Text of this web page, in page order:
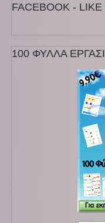
FACEBOOK - LIKE
100 ΦΥΛΛΑ